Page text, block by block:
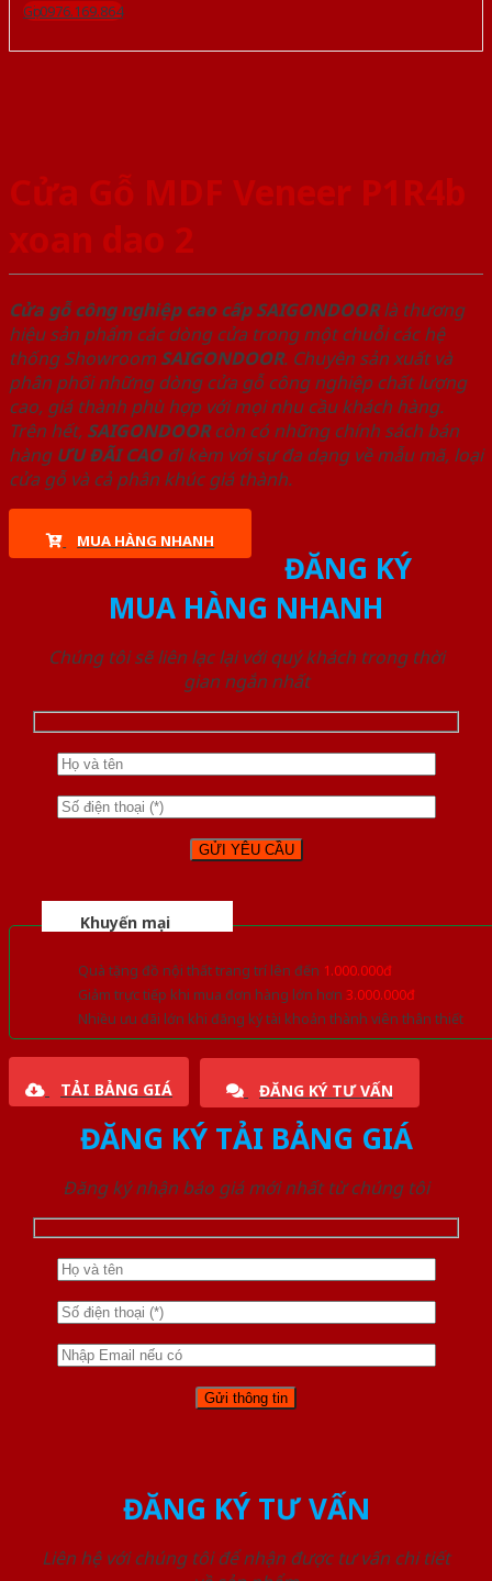
Gọi 0976.169.864
Cửa Gỗ MDF Veneer P1R4b
xoan dao 2
Cửa gỗ công nghiệp cao cấp SAIGONDOORlà thương
hiệu sản phẩm các dòng cửa trong một chuỗi các hệ
thống Showroom SAIGONDOOR. Chuyên sản xuất và
phân phối những dòng cửa gỗ công nghiệp chất lượng
cao, giá thành phù hợp với mọi nhu cầu khách hàng.
Trên hết, SAIGONDOORcòn có những chính sách bán
hàng ƯU ĐÃI CAOđi kèm với sự đa dạng về mẫu mã, loại
cửa gỗ và cả phân khúc giá thành.
MUA HÀNG NHANH
ĐĂNG KÝ
MUA HÀNG NHANH
Chúng tôi sẽ liên lạc lại với quý khách trong thời
gian ngắn nhất
Khuyến mại
Quà tặng đồ nội thất trang trí lên đến 1.000.000đ
Giảm trực tiếp khi mua đơn hàng lớn hơn 3.000.000đ
Nhiều ưu đãi lớn khi đăng ký tài khoản thành viên thân thiết
TẢI BẢNG GIÁ ĐĂNG KÝ TƯ VẤN
ĐĂNG KÝ TẢI BẢNG GIÁ
Đăng ký nhận báo giá mới nhất từ chúng tôi
ĐĂNG KÝ TƯ VẤN
Liên hệ với chúng tôi để nhận được tư vấn chi tiết